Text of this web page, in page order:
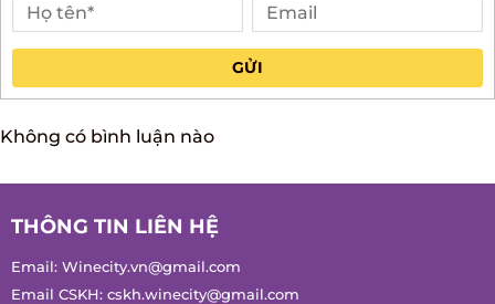
GỬI
Không có bình luận nào
THÔNG TIN LIÊN HỆ
Email: Winecity.vn@gmail.com
Email CSKH: cskh.winecity@gmail.com